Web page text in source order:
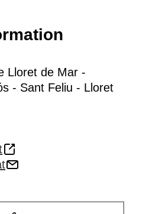
Lloret de Mar -
- Sant Feliu - Lloret